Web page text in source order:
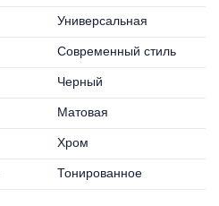
Универсальная
Современный стиль
Черный
Матовая
Хром
Тонированное